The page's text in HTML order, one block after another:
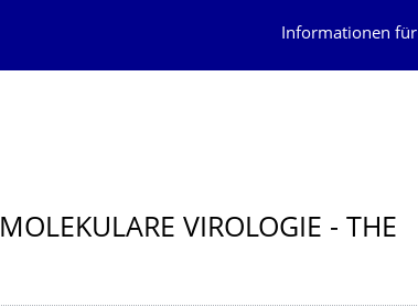
Informationen für
VIROLOGIE - THE